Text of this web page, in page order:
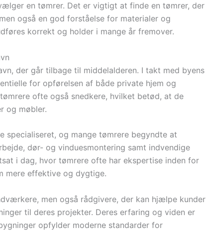
en tømrer. Det er vigtigt at finde en tømrer, der
også en god forståelse for materialer og
korrekt og holder i mange år fremover.
der går tilbage til middelalderen. I takt med byens
for opførelsen af både private hjem og
ofte også snedkere, hvilket betød, at de
og møbler.
specialiseret, og mange tømrere begyndte at
dør- og vinduesmontering samt indvendige
i dag, hvor tømrere ofte har ekspertise inden for
mere effektive og dygtige.
men også rådgivere, der kan hjælpe kunder
til deres projekter. Deres erfaring og viden er
opfylder moderne standarder for